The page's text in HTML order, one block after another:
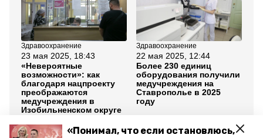
«Понимал, что если остановлюсь,
Здравоохранение
23 мая 2025, 18:43
«Невероятные
возможности»: как
благодаря нацпроекту
преображаются
медучреждения в
Изобильненском округе
Здравоохранение
22 мая 2025, 12:44
Более 230 единиц
оборудования получили
медучреждения на
Ставрополье в 2025
году
Все новости